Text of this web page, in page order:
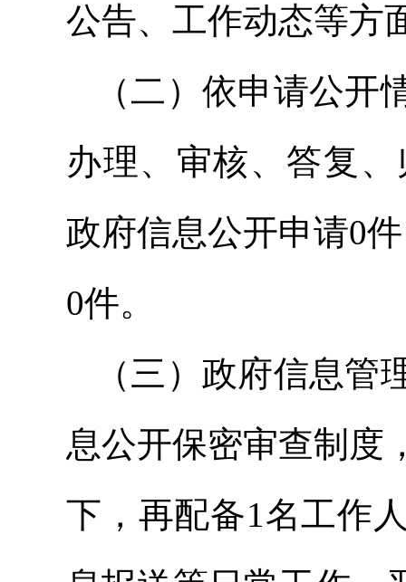
公告、工作动态等方
（二）依申请公
办理、审核、答复
政府信息公开申请0
0件。
（三）政府信息
息公开保密审查制度
下，再配备1名工作